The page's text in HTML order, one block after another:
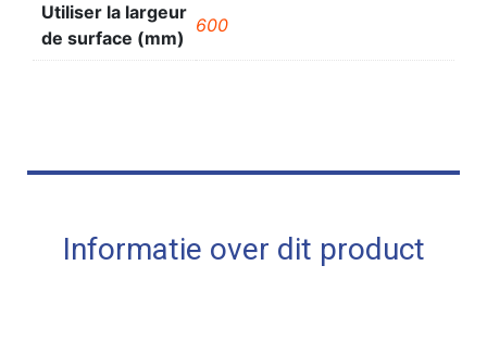
Utiliser la largeur
de surface (mm)
600
Informatie over dit product